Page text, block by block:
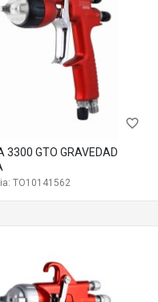
favorite_border
3300 GTO GRAVEDAD
TO10141562